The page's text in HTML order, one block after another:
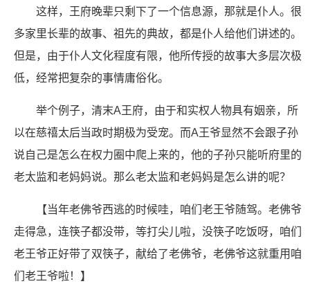
这样，王府晚辈只剩下了一个信息源，那就是仆人。很
多家里长辈的故事、祖先的典故，都是仆人给他们讲述的。
但是，由于仆人文化程度有限，他所传授的故事大多层次极
低，经常把复杂的事情庸俗化。
举个例子，清末A王府，由于和实权人物具有姻亲，所
以在慈禧太后当政时期极为受宠。而A王爷显然不会跟子孙
说自己是怎么在权力圈中爬上来的，他的子孙只能听府里的
老太监和老妈妈说。那么老太监和老妈妈是怎么讲的呢？
【当年老佛爷西逃的时候哇，咱们老王爷随驾。老佛爷
走得急，连筷子都没带，等打尖儿啦，没筷子吃饭呀，咱们
老王爷正好带了双筷子，献给了老佛爷，老佛爷这就重用咱
们老王爷啦！】